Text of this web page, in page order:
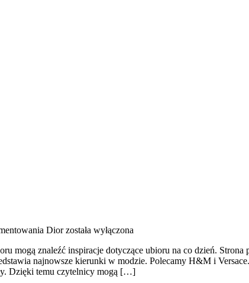
Diorzostała wyłączona
mogą znaleźć inspiracje dotyczące ubioru na co dzień.
najnowsze kierunki w modzie. Polecamy H&M i
Dzięki temu czytelnicy mogą […]